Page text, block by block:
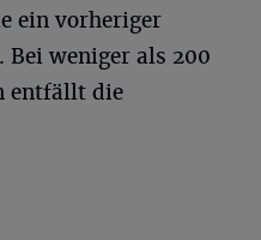
ein vorheriger
weniger als 200
entfällt die